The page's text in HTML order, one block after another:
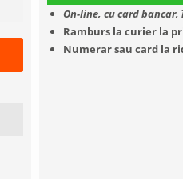
On-line, cu card
Ramburs la curier la
Numerar sau card la